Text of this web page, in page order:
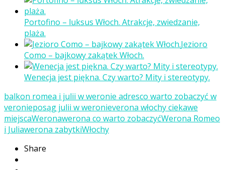
Portofino – luksus Włoch. Atrakcje, zwiedzanie,
plaża.
Jezioro
Como – bajkowy zakątek Włoch.
Wenecja jest piękna. Czy warto? Mity i stereotypy.
balkon romea i julii w weronie adresco warto zobaczyć w
veronieposąg julii w weronieverona włochy ciekawe
miejscaWeronawerona co warto zobaczyćWerona Romeo
i Juliawerona zabytkiWłochy
Share